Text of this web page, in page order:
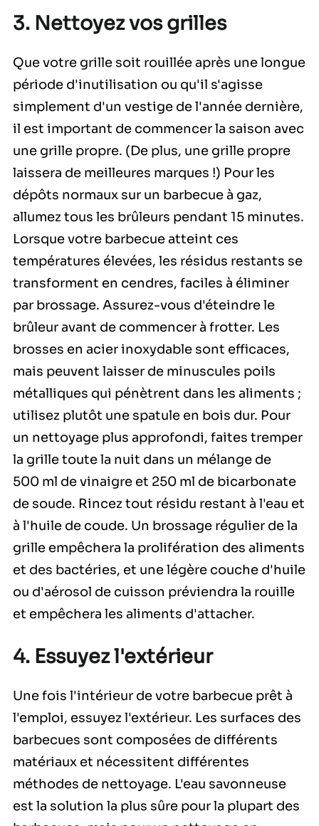
3. Nettoyez vos grilles
Que votre grille soit rouillée après une longue
période d'inutilisation ou qu'il s'agisse
simplement d'un vestige de l'année dernière,
il est important de commencer la saison avec
une grille propre. (De plus, une grille propre
laissera de meilleures marques !) Pour les
dépôts normaux sur un barbecue à gaz,
allumez tous les brûleurs pendant 15 minutes.
Lorsque votre barbecue atteint ces
températures élevées, les résidus restants se
transforment en cendres, faciles à éliminer
par brossage. Assurez-vous d'éteindre le
brûleur avant de commencer à frotter. Les
brosses en acier inoxydable sont efficaces,
mais peuvent laisser de minuscules poils
métalliques qui pénètrent dans les aliments ;
utilisez plutôt une spatule en bois dur. Pour
un nettoyage plus approfondi, faites tremper
la grille toute la nuit dans un mélange de
500 ml de vinaigre et 250 ml de bicarbonate
de soude. Rincez tout résidu restant à l'eau et
à l'huile de coude. Un brossage régulier de la
grille empêchera la prolifération des aliments
et des bactéries, et une légère couche d'huile
ou d'aérosol de cuisson préviendra la rouille
et empêchera les aliments d'attacher.
4. Essuyez l'extérieur
Une fois l'intérieur de votre barbecue prêt à
l'emploi, essuyez l'extérieur. Les surfaces des
barbecues sont composées de différents
matériaux et nécessitent différentes
méthodes de nettoyage. L'eau savonneuse
est la solution la plus sûre pour la plupart des